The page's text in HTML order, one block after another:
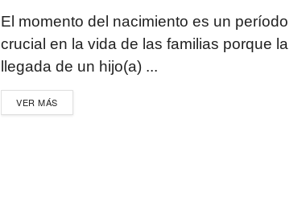
El momento del nacimiento es un período
crucial en la vida de las familias porque la
llegada de un hijo(a) ...
VER MÁS